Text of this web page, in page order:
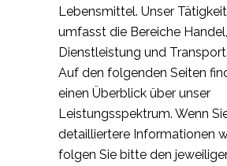
Lebensmittel. Unser
umfasst die Bereiche Handel,
Dienstleistung und Transport.
Auf den folgenden Seiten
einen Überblick über unser
Leistungsspektrum. Wenn
detailliertere Informationen
folgen Sie bitte den